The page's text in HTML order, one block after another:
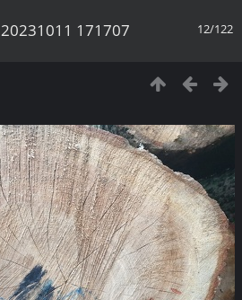
12/122
20231011 171707